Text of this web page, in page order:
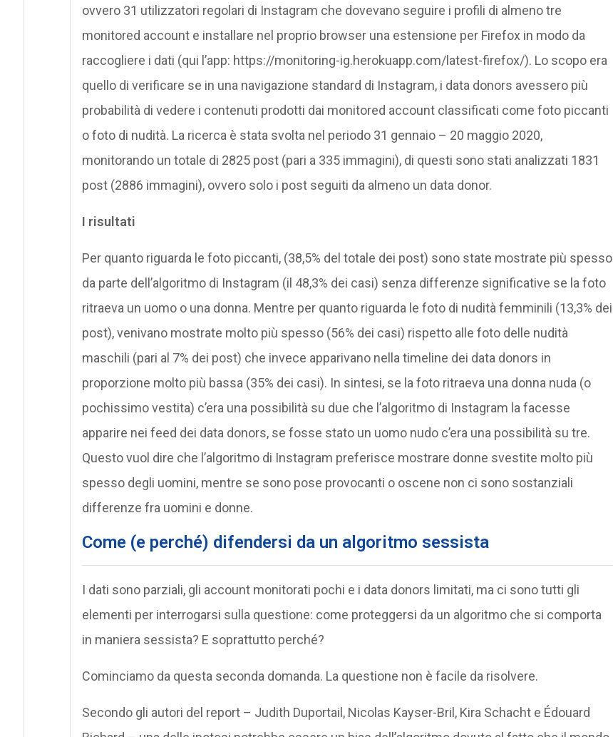
ovvero 31 utilizzatori regolari di Instagram che dovevano seguire i profili di almeno tre
monitored account e installare nel proprio browser una estensione per Firefox in modo da
raccogliere i dati (qui l’app: https://monitoring-ig.herokuapp.com/latest-firefox/). Lo scopo era
quello di verificare se in una navigazione standard di Instagram, i data donors avessero più
probabilità di vedere i contenuti prodotti dai monitored account classificati come foto piccanti
o foto di nudità. La ricerca è stata svolta nel periodo 31 gennaio – 20 maggio 2020,
monitorando un totale di 2825 post (pari a 335 immagini), di questi sono stati analizzati 1831
post (2886 immagini), ovvero solo i post seguiti da almeno un data donor.
I risultati
Per quanto riguarda le foto piccanti, (38,5% del totale dei post) sono state mostrate più spesso
da parte dell’algoritmo di Instagram (il 48,3% dei casi) senza differenze significative se la foto
ritraeva un uomo o una donna. Mentre per quanto riguarda le foto di nudità femminili (13,3% dei
post), venivano mostrate molto più spesso (56% dei casi) rispetto alle foto delle nudità
maschili (pari al 7% dei post) che invece apparivano nella timeline dei data donors in
proporzione molto più bassa (35% dei casi). In sintesi, se la foto ritraeva una donna nuda (o
pochissimo vestita) c’era una possibilità su due che l’algoritmo di Instagram la facesse
apparire nei feed dei data donors, se fosse stato un uomo nudo c’era una possibilità su tre.
Questo vuol dire che l’algoritmo di Instagram preferisce mostrare donne svestite molto più
spesso degli uomini, mentre se sono pose provocanti o oscene non ci sono sostanziali
differenze fra uomini e donne.
Come (e perché) difendersi da un algoritmo sessista
I dati sono parziali, gli account monitorati pochi e i data donors limitati, ma ci sono tutti gli
elementi per interrogarsi sulla questione: come proteggersi da un algoritmo che si comporta
in maniera sessista? E soprattutto perché?
Cominciamo da questa seconda domanda. La questione non è facile da risolvere.
Secondo gli autori del report – Judith Duportail, Nicolas Kayser-Bril, Kira Schacht e Édouard